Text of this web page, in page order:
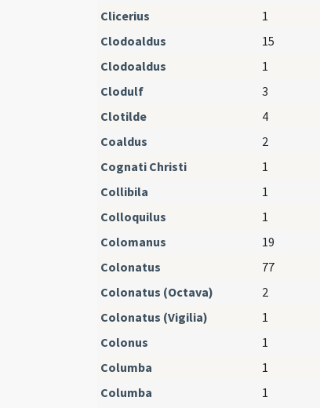
Clicerius
1
Clodoaldus
15
Clodoaldus
1
Clodulf
3
Clotilde
4
Coaldus
2
Cognati Christi
1
Collibila
1
Colloquilus
1
Colomanus
19
Colonatus
77
Colonatus (Octava)
2
Colonatus (Vigilia)
1
Colonus
1
Columba
1
Columba
1